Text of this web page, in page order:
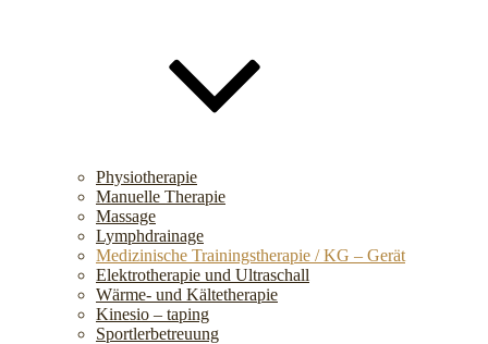
Physiotherapie
Manuelle Therapie
Massage
Lymphdrainage
Medizinische Trainingstherapie / KG – Gerät
Elektrotherapie und Ultraschall
Wärme- und Kältetherapie
Kinesio – taping
Sportlerbetreuung